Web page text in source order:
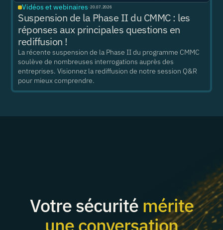
Vidéos et webinaires ·20.07.2026
Suspension de la Phase II du CMMC : les
réponses aux principales questions en
rediffusion !
La récente suspension de la Phase II du programme CMMC
soulève de nombreuses interrogations auprès des
entreprises. Visionnez la rediffusion de notre session Q&R
pour mieux comprendre.
Votre sécurité mérite
une conversation